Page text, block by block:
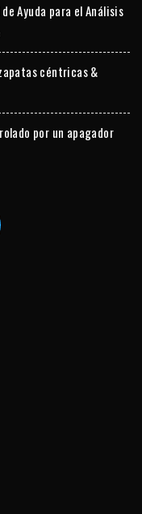
Ayuda para el Análisis
céntricas &
por un apagador